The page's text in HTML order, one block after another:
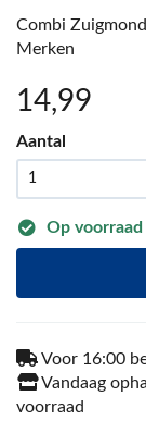
Combi
Merken
14,99
Aantal
Op voorraad
Voor 16:00
Vandaag
voorraad